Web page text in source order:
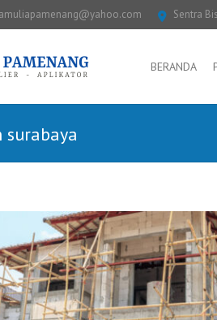
Sentra
BERANDA